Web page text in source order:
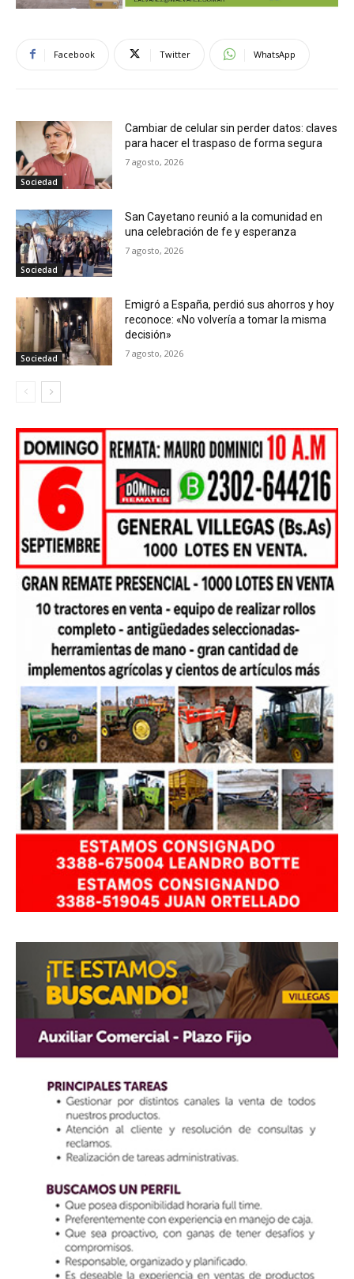
Facebook Twitter WhatsApp
Sociedad
Cambiar de celular sin perder datos: claves
para hacer el traspaso de forma segura
7 agosto, 2026
Sociedad
San Cayetano reunió a la comunidad en
una celebración de fe y esperanza
7 agosto, 2026
Sociedad
Emigró a España, perdió sus ahorros y hoy
reconoce: «No volvería a tomar la misma
decisión»
7 agosto, 2026